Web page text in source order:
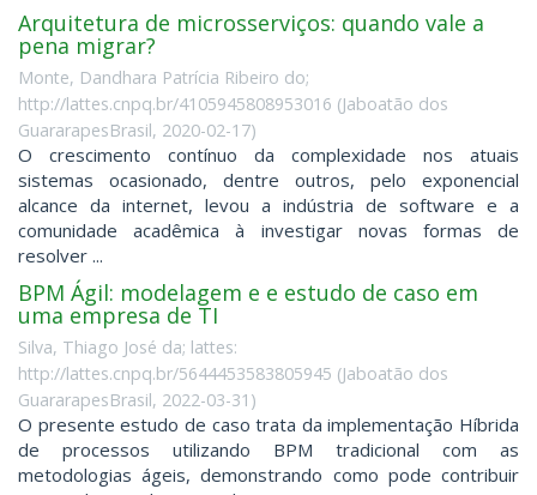
Arquitetura de microsserviços: quando vale a
pena migrar?
Monte, Dandhara Patrícia Ribeiro do;
http://lattes.cnpq.br/4105945808953016 (Jaboatão dos
GuararapesBrasil, 2020-02-17)
O crescimento contínuo da complexidade nos atuais
sistemas ocasionado, dentre outros, pelo exponencial
alcance da internet, levou a indústria de software e a
comunidade acadêmica à investigar novas formas de
resolver ...
BPM Ágil: modelagem e e estudo de caso em
uma empresa de TI
Silva, Thiago José da; lattes:
http://lattes.cnpq.br/5644453583805945 (Jaboatão dos
GuararapesBrasil, 2022-03-31 )
O presente estudo de caso trata da implementação Híbrida
de processos utilizando BPM tradicional com as
metodologias ágeis, demonstrando como pode contribuir